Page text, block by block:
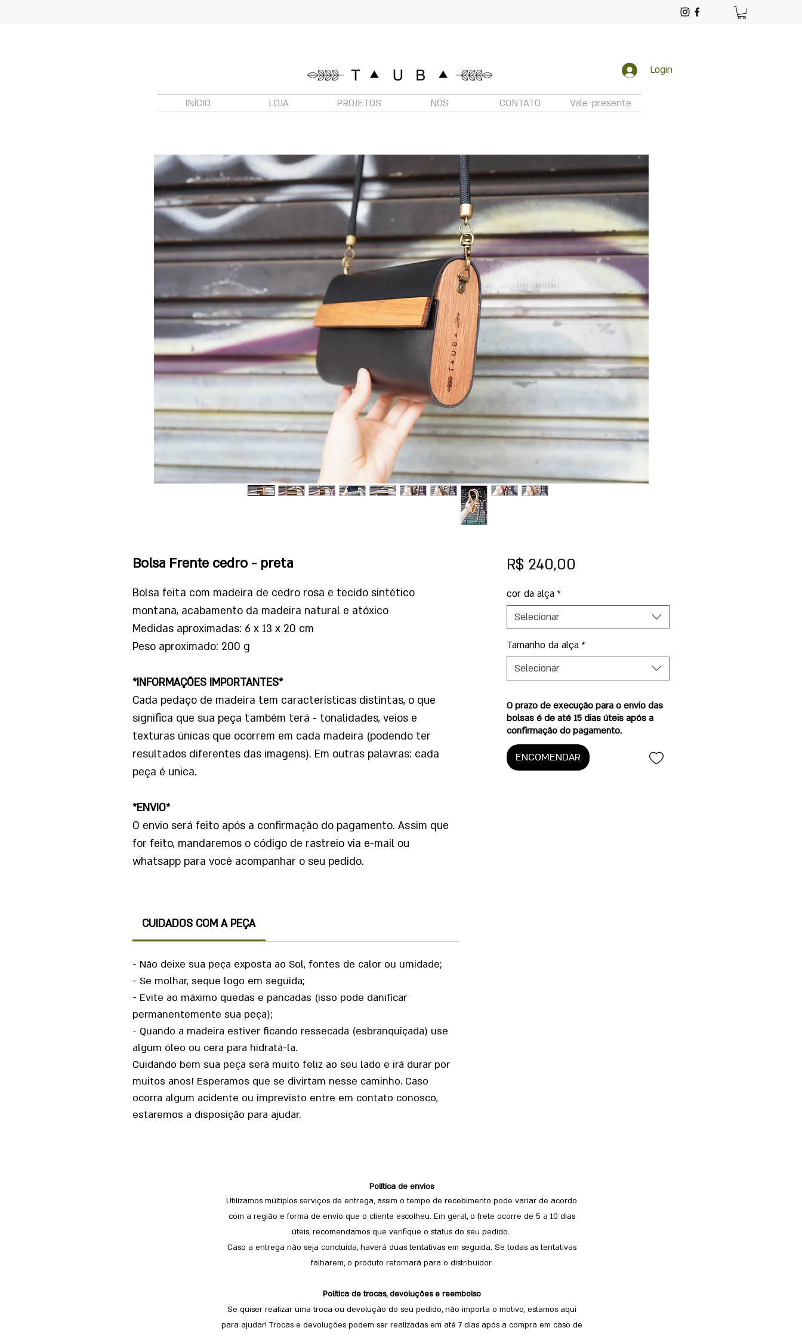
INÍCIO LOJA PROJETOS NÓS CONTATO Vale-presente
Login
Bolsa Frente cedro - preta
Bolsa feita com madeira de cedro rosa e tecido sintético
montana, acabamento da madeira natural e atóxico
Medidas aproximadas: 6 x 13 x 20 cm
Peso aproximado: 200 g
*INFORMAÇÕES IMPORTANTES*
Cada pedaço de madeira tem características distintas, o que
significa que sua peça também terá - tonalidades, veios e
texturas únicas que ocorrem em cada madeira (podendo ter
resultados diferentes das imagens). Em outras palavras: cada
peça é unica.
*ENVIO*
O envio será feito após a confirmação do pagamento. Assim que
for feito, mandaremos o código de rastreio via e-mail ou
whatsapp para você acompanhar o seu pedido.
CUIDADOS COM A PEÇA
- Não deixe sua peça exposta ao Sol, fontes de calor ou umidade;
- Se molhar, seque logo em seguida;
- Evite ao máximo quedas e pancadas (isso pode danificar
permanentemente sua peça);
- Quando a madeira estiver ficando ressecada (esbranquiçada) use
algum óleo ou cera para hidratá-la.
Cuidando bem sua peça será muito feliz ao seu lado e irá durar por
muitos anos! Esperamos que se divirtam nesse caminho. Caso
ocorra algum acidente ou imprevisto entre em contato conosco,
estaremos a disposição para ajudar.
R$ 240,00
cor da alça *
Selecionar
Tamanho da alça *
Selecionar
O prazo de execução para o envio das
bolsas é de até 15 dias úteis após a
confirmação do pagamento.
ENCOMENDAR
Política de envios
Utilizamos múltiplos serviços de entrega, assim o tempo de recebimento pode variar de acordo
com a região e forma de envio que o cliente escolheu. Em geral, o frete ocorre de 5 a 10 dias
úteis, recomendamos que verifique o status do seu pedido.
Caso a entrega não seja concluída, haverá duas tentativas em seguida. Se todas as tentativas
falharem, o produto retornará para o distribuidor.
Política de trocas, devoluções e reembolso
Se quiser realizar uma troca ou devolução do seu pedido, não importa o motivo, estamos aqui
para ajudar! Trocas e devoluções podem ser realizadas em até 7 dias após a compra em caso de